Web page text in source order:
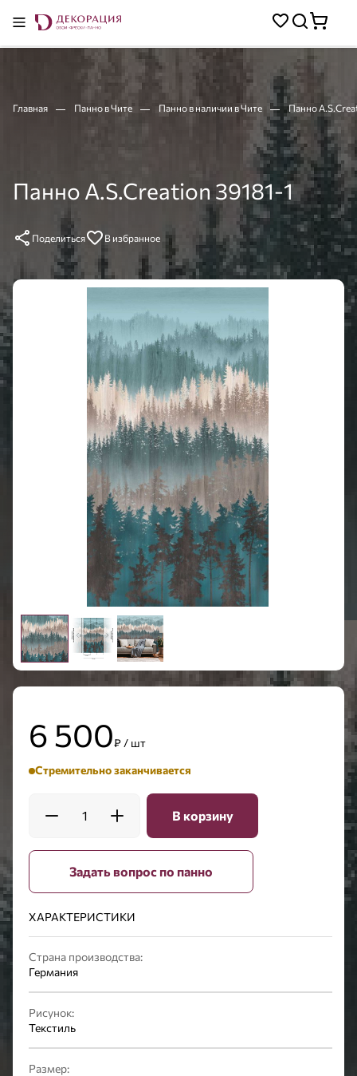
Главная Панно в Чите Панно в наличии в Чите Панно
Панно A.S.Creation 39181-1
Поделиться В избранное
6 500₽ / шт
Стремительно заканчивается
1 В корзину
Задать вопрос по панно
ХАРАКТЕРИСТИКИ
Страна производства:
Германия
Рисунок:
Текстиль
Размер: